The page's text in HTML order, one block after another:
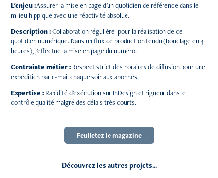
L'enjeu :Assurer la mise en page d'un quotidien de référence dans le
milieu hippique avec une réactivité absolue.
Description :Collaboration régulière pour la réalisation de ce
quotidien numérique. Dans un flux de production tendu (bouclage en 4
heures), j’effectue la mise en page du numéro.
Contrainte métier : Respect strict des horaires de diffusion pour une
expédition par e-mail chaque soir aux abonnés.
Expertise : Rapidité d’exécution sur InDesign et rigueur dans le
contrôle qualité malgré des délais très courts.
Feulletez le magazine
Découvrez les autres projets...